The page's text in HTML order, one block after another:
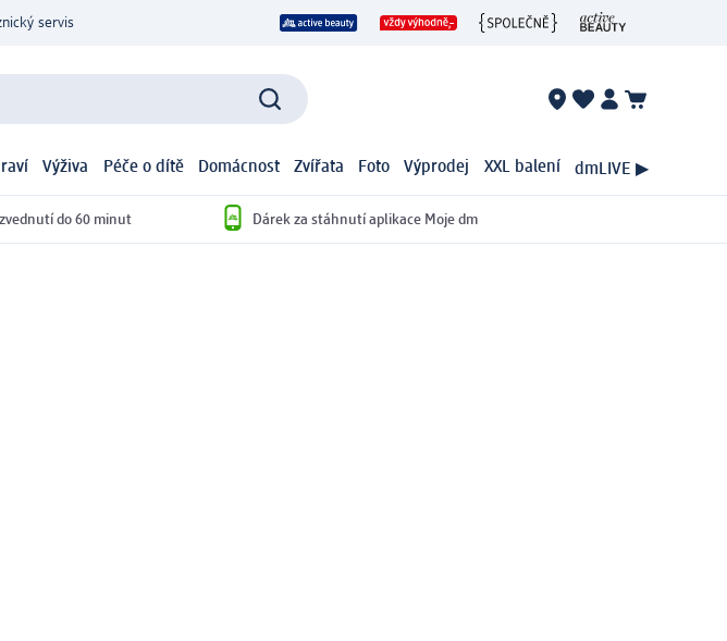
servis
Výživa Péče o dítě Domácnost Zvířata Foto Výprodej XXL balení dmLIVE ▶
do 60 minut Dárek za stáhnutí aplikace Moje dm